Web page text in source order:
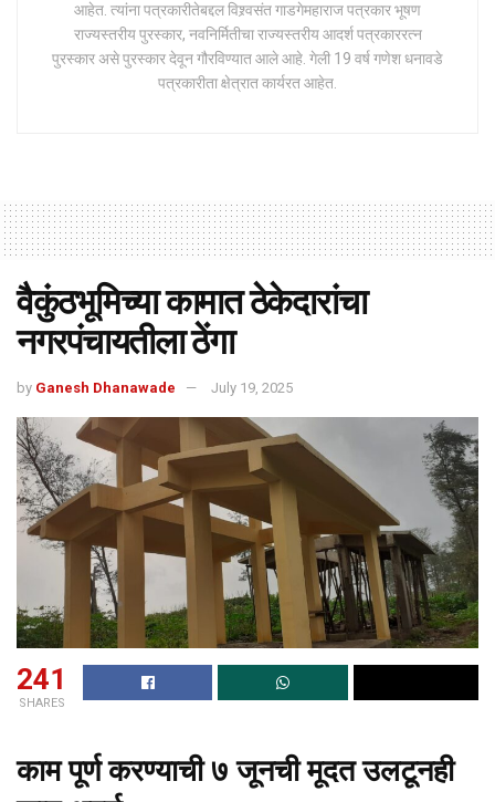
आहेत. त्यांना पत्रकारीतेबद्दल विश्र्वसंत गाडगेमहाराज पत्रकार भूषण
राज्यस्तरीय पुरस्कार, नवनिर्मितीचा राज्यस्तरीय आदर्श पत्रकाररत्न
पुरस्कार असे पुरस्कार देवून गौरविण्यात आले आहे. गेली 19 वर्ष गणेश धनावडे
पत्रकारीता क्षेत्रात कार्यरत आहेत.
वैकुंठभूमिच्या कामात ठेकेदारांचा
नगरपंचायतीला ठेंगा
by Ganesh Dhanawade July 19, 2025
241
SHARES
काम पूर्ण करण्याची ७ जूनची मूदत उलटूनही